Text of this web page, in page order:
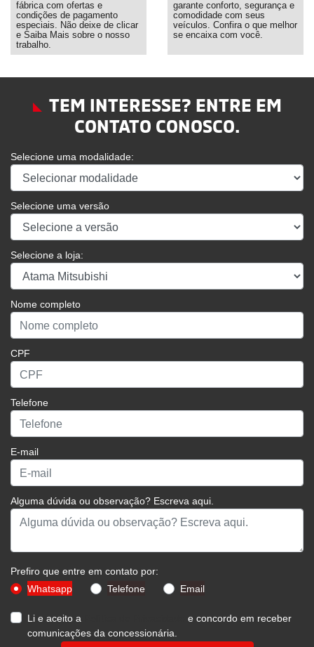
fábrica com ofertas e
condições de pagamento
especiais. Não deixe de clicar
e Saiba Mais sobre o nosso
trabalho.
garante conforto, segurança e
comodidade com seus
veículos. Confira o que melhor
se encaixa com você.
TEM INTERESSE? ENTRE EM
CONTATO CONOSCO.
Selecione uma modalidade:
Selecione uma versão
Selecione a loja:
Nome completo
CPF
Telefone
E-mail
Alguma dúvida ou observação? Escreva aqui.
Prefiro que entre em contato por:
Whatsapp
Telefone Email
Li e aceito a
e concordo em receber
comunicações da concessionária.